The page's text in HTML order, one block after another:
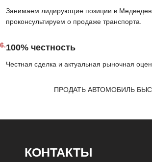
Занимаем лидирующие позиции в
проконсультируем о продаже транспорта.
6.100% честность
Честная сделка и актуальная рыночная
ПРОДАТЬ АВТОМОБИЛЬ
КОНТАКТЫ